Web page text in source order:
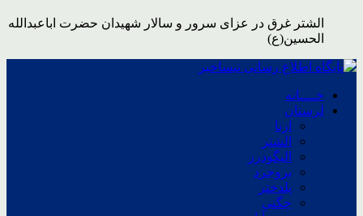
الشتر غرق در عزای سرور و سالار شهیدان حضرت اباعبدالله
الحسین(ع)
خــــانه
لرستان
ازنا
الشتر
الیگودرز
بروجرد
پلدختر
چگنی